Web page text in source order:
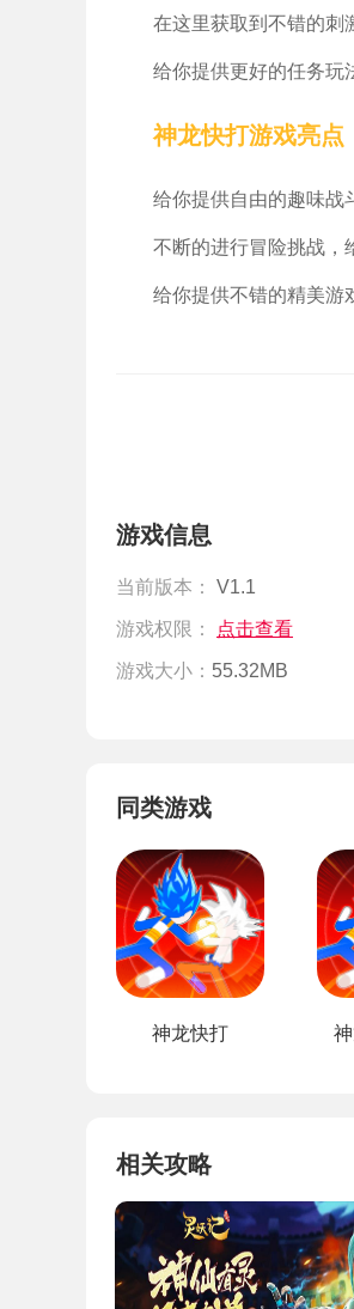
在这里获取到不错的刺
给你提供更好的任务玩
神龙快打游戏亮点
给你提供自由的趣味战
不断的进行冒险挑战，
给你提供不错的精美游
游戏信息
当前版本： V1.1
游戏权限： 点击查看
游戏大小： 55.32MB
同类游戏
神龙快打
相关攻略